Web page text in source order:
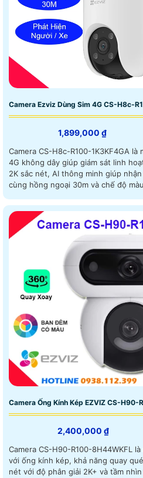
Camera Ezviz Dùng Sim 4G CS-H8c-
1,899,000 ₫
Camera CS-H8c-R100-1K3KF4GA
4G không dây giúp giám sát linh hoạt ở mọi nơi.
2K sắc nét, AI thông minh giúp
cùng hồng ngoại 30m và chế độ
Camera Ống Kính Kép EZVIZ CS-H90-
2,400,000 ₫
Camera CS-H90-R100-8H44WKFL
với ống kính kép, khả năng quay
nét với độ phân giải 2K+ và tầm